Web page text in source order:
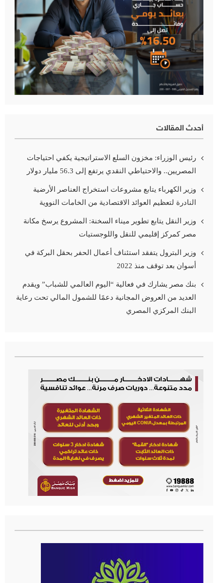
أحدث المقالات
رئيس الوزراء: مخزون السلع الاستراتيجية يكفي احتياجات
المصريين.. والاحتياطي النقدي يرتفع إلى 56.3 مليار دولار
وزير الكهرباء يتابع مشروعات استخراج العناصر الأرضية
النادرة لتعظيم العوائد الاقتصادية من الخامات النووية
وزير النقل يتابع تطوير ميناء السخنة: المشروع يرسخ مكانة
مصر كمركز إقليمي للنقل واللوجستيات
وزير البترول يتفقد استئناف أعمال الحفر بحقل البركة في
أسوان بعد توقف منذ 2022
بنك مصر يشارك في فعالية “اليوم العالمي للشباب” ويقدم
العديد من العروض المجانية دعمًا للشمول المالي تحت رعاية
البنك المركزي المصري